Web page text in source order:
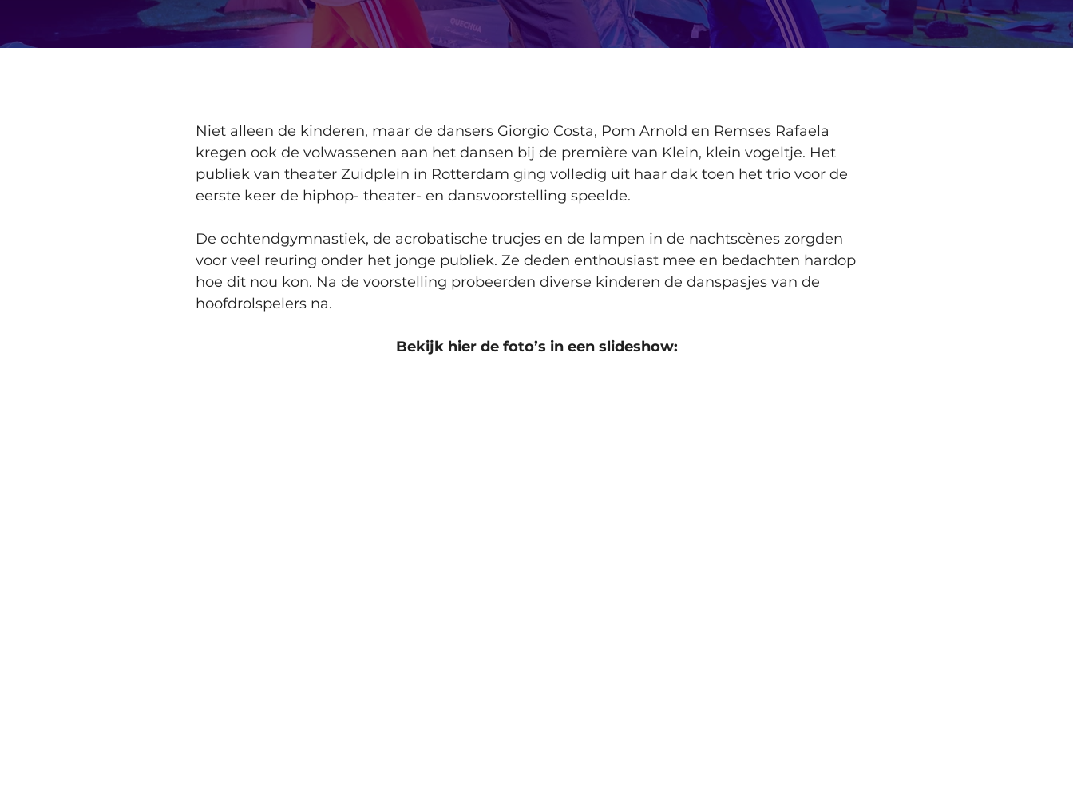
Niet alleen de kinderen, maar de dansers Giorgio Costa, Pom Arnold en Remses Rafaela
kregen ook de volwassenen aan het dansen bij de première van Klein, klein vogeltje. Het
publiek van theater Zuidplein in Rotterdam ging volledig uit haar dak toen het trio voor de
eerste keer de hiphop- theater- en dansvoorstelling speelde.
De ochtendgymnastiek, de acrobatische trucjes en de lampen in de nachtscènes zorgden
voor veel reuring onder het jonge publiek. Ze deden enthousiast mee en bedachten hardop
hoe dit nou kon. Na de voorstelling probeerden diverse kinderen de danspasjes van de
hoofdrolspelers na.
Bekijk hier de foto’s in een slideshow: